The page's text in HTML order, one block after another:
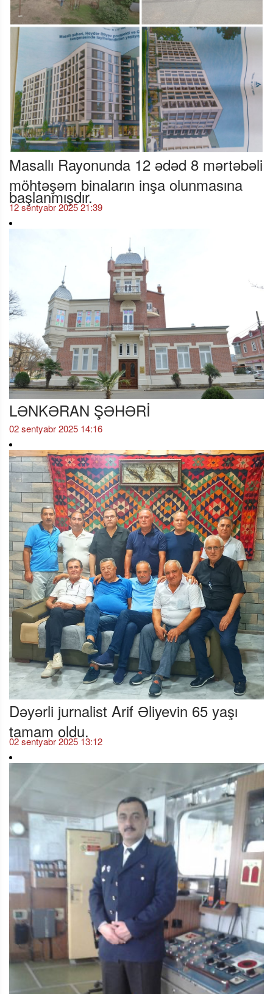
Masallı Rayonunda 12 ədəd 8 mərtəbəli
möhtəşəm binaların inşa olunmasına
başlanmışdır.
12 sentyabr 2025 21:39
LƏNKƏRAN ŞƏHƏRİ
02 sentyabr 2025 14:16
Dəyərli jurnalist Arif Əliyevin 65 yaşı
tamam oldu.
02 sentyabr 2025 13:12